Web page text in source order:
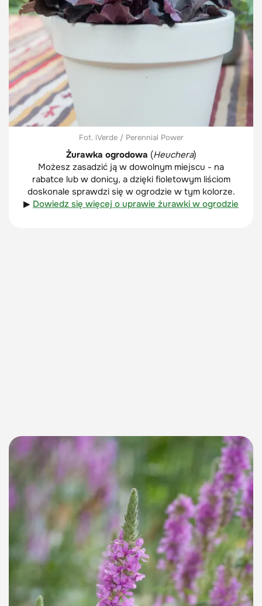
Fot. iVerde / Perennial Power
Żurawka ogrodowa (Heuchera)
Możesz zasadzić ją w dowolnym miejscu - na
rabatce lub w donicy, a dzięki fioletowym liściom
doskonale sprawdzi się w ogrodzie w tym kolorze.
▶ Dowiedz się więcej o uprawie żurawki w ogrodzie